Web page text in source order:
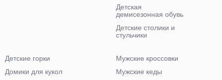
Детская
демисезонная обувь
Детские столики и
стульчики
Детские горки
Домики для кукол
Мужские кроссовки
Мужские кеды